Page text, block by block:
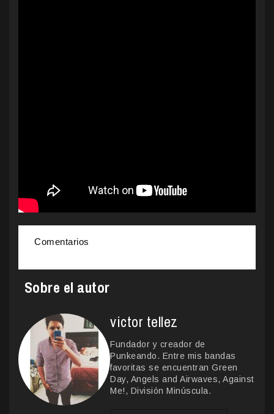
Comentarios
Sobre el autor
victor tellez
Fundador y creador de
Punkeando. Entre mis bandas
favoritas se encuentran Green
Day, Angels and Airwaves, Against
Me!, División Minúscula.